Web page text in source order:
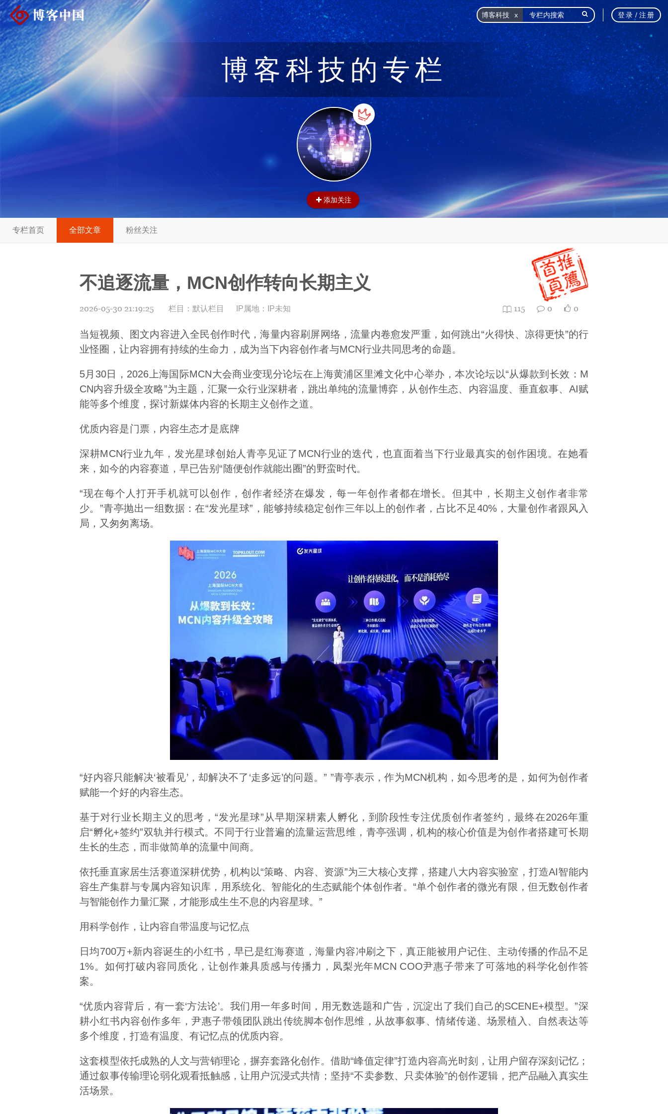
博客科技 登录 /注册
博客科技的专栏
添加关注
专栏首页 全部文章 粉丝关注
不追逐流量，MCN创作转向长期主义
2026-05-30 21:19:25 栏目： 默认栏目 IP属地： IP未知 115 0 0
当短视频、图文内容进入全民创作时代，海量内容刷屏网络，流量内卷愈发严重，如何跳出“火得快、凉得更快”的行
业怪圈，让内容拥有持续的生命力，成为当下内容创作者与MCN行业共同思考的命题。
5月30日，2026上海国际MCN大会商业变现分论坛在上海黄浦区里滩文化中心举办，本次论坛以“从爆款到长效：M
CN内容升级全攻略”为主题，汇聚一众行业深耕者，跳出单纯的流量博弈，从创作生态、内容温度、垂直叙事、AI赋
能等多个维度，探讨新媒体内容的长期主义创作之道。
优质内容是门票，内容生态才是底牌
深耕MCN行业九年，发光星球创始人青亭见证了MCN行业的迭代，也直面着当下行业最真实的创作困境。在她看
来，如今的内容赛道，早已告别“随便创作就能出圈”的野蛮时代。
“现在每个人打开手机就可以创作，创作者经济在爆发，每一年创作者都在增长。但其中，长期主义创作者非常
少。”青亭抛出一组数据：在“发光星球”，能够持续稳定创作三年以上的创作者，占比不足40%，大量创作者跟风入
局，又匆匆离场。
“好内容只能解决‘被看见’，却解决不了‘走多远’的问题。” ”青亭表示，作为MCN机构，如今思考的是，如何为创作者
赋能一个好的内容生态。
基于对行业长期主义的思考，“发光星球”从早期深耕素人孵化，到阶段性专注优质创作者签约，最终在2026年重
启“孵化+签约”双轨并行模式。不同于行业普遍的流量运营思维，青亭强调，机构的核心价值是为创作者搭建可长期
生长的生态，而非做简单的流量中间商。
依托垂直家居生活赛道深耕优势，机构以“策略、内容、资源”为三大核心支撑，搭建八大内容实验室，打造AI智能内
容生产集群与专属内容知识库，用系统化、智能化的生态赋能个体创作者。“单个创作者的微光有限，但无数创作者
与智能创作力量汇聚，才能形成生生不息的内容星球。”
用科学创作，让内容自带温度与记忆点
日均700万+新内容诞生的小红书，早已是红海赛道，海量内容冲刷之下，真正能被用户记住、主动传播的作品不足
1%。如何打破内容同质化，让创作兼具质感与传播力，凤梨光年MCN COO尹惠子带来了可落地的科学化创作答
案。
“优质内容背后，有一套‘方法论’。我们用一年多时间，用无数选题和广告，沉淀出了我们自己的SCENE+模型。”深
耕小红书内容创作多年，尹惠子带领团队跳出传统脚本创作思维，从故事叙事、情绪传递、场景植入、自然表达等
多个维度，打造有温度、有记忆点的优质内容。
这套模型依托成熟的人文与营销理论，摒弃套路化创作。借助“峰值定律”打造内容高光时刻，让用户留存深刻记忆；
通过叙事传输理论弱化观看抵触感，让用户沉浸式共情；坚持“不卖参数、只卖体验”的创作逻辑，把产品融入真实生
活场景。